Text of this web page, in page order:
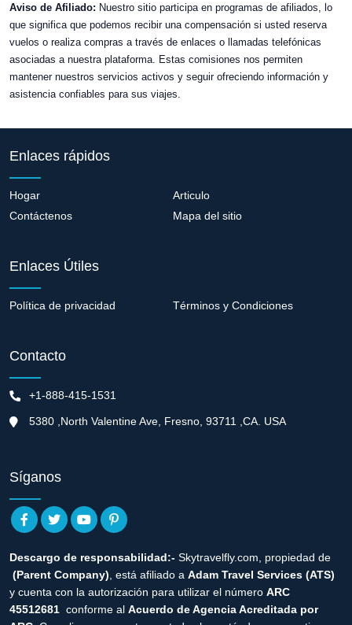
Aviso de Afiliado: Nuestro sitio participa en programas de afiliados, lo
que significa que podemos recibir una compensación si usted reserva
vuelos o realiza compras a través de enlaces o llamadas telefónicas
asociadas a nuestra plataforma. Estas comisiones nos permiten
mantener nuestros servicios activos y seguir ofreciendo información y
asistencia confiables para sus viajes.
Enlaces rápidos
Hogar
Articulo
Contáctenos
Mapa del sitio
Enlaces Útiles
Política de privacidad Términos y Condiciones
Contacto
+1-888-415-1531
5380 ,North Valentine Ave, Fresno, 93711 ,CA. USA
Síganos
Descargo de responsabilidad:- Skytravelfly.com, propiedad de
(Parent Company) , está afiliado a Adam Travel Services (ATS)
y cuenta con la autorización para utilizar el número ARC
45512681 conforme al Acuerdo de Agencia Acreditada por